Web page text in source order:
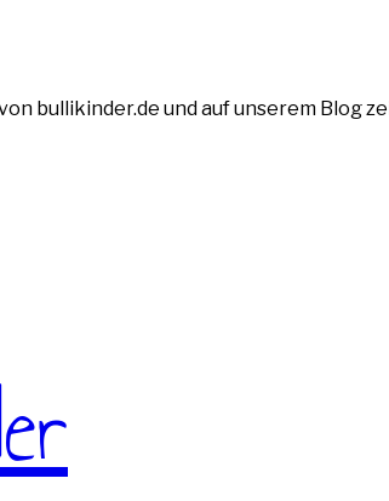
bullikinder.de und auf unserem Blog